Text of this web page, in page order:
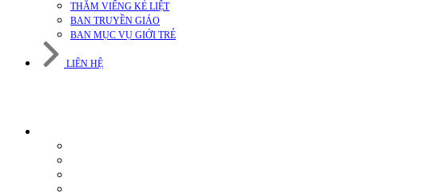
THĂM VIẾNG KẺ LIỆT
BAN TRUYỀN GIÁO
BAN MỤC VỤ GIỚI TRẺ
LIÊN HỆ